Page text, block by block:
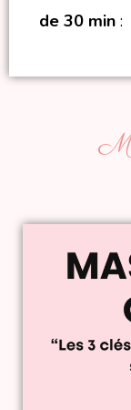
de 30 min :